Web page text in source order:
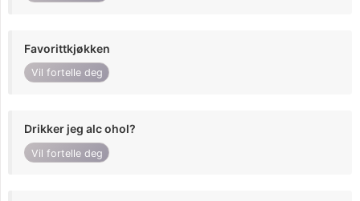
Favorittkjøkken
Vil fortelle deg
Drikker jeg alc ohol?
Vil fortelle deg